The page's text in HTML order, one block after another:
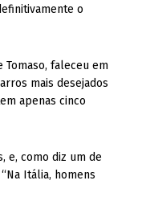
o
Tomaso, faleceu em
mais desejados
apenas cinco
e, como diz um de
Itália, homens